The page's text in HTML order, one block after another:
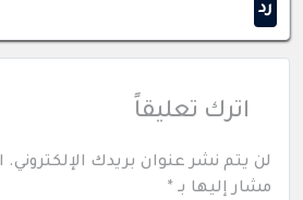
رد
اترك تعليقاً
لن يتم نشر عنوان بريدك الإلكتروني.
مشار إليها بـ *